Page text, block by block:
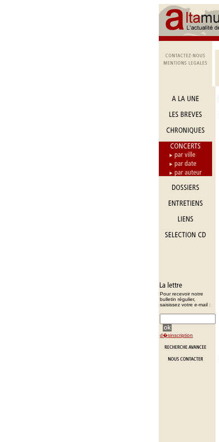
Pour recevoir notre
bulletin régulier,
saisissez votre e-mail :
d�sinscription